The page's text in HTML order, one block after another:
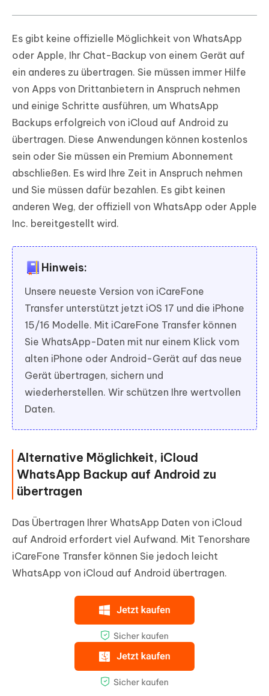
Es gibt keine offizielle Möglichkeit von WhatsApp
oder Apple, Ihr Chat-Backup von einem Gerät auf
ein anderes zu übertragen. Sie müssen immer Hilfe
von Apps von Drittanbietern in Anspruch nehmen
und einige Schritte ausführen, um WhatsApp
Backups erfolgreich von iCloud auf Android zu
übertragen. Diese Anwendungen können kostenlos
sein oder Sie müssen ein Premium Abonnement
abschließen. Es wird Ihre Zeit in Anspruch nehmen
und Sie müssen dafür bezahlen. Es gibt keinen
anderen Weg, der offiziell von WhatsApp oder Apple
Inc. bereitgestellt wird.
Hinweis:
Unsere neueste Version von iCareFone
Transfer unterstützt jetzt iOS 17 und die iPhone
15/16 Modelle. Mit iCareFone Transfer können
Sie WhatsApp-Daten mit nur einem Klick vom
alten iPhone oder Android-Gerät auf das neue
Gerät übertragen, sichern und
wiederherstellen. Wir schützen Ihre wertvollen
Daten.
Alternative Möglichkeit, iCloud
WhatsApp Backup auf Android zu
übertragen
Das Übertragen Ihrer WhatsApp Daten von iCloud
auf Android erfordert viel Aufwand. Mit Tenorshare
iCareFone Transfer können Sie jedoch leicht
WhatsApp von iCloud auf Android übertragen.